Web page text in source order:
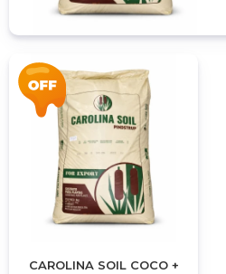
CAROLINA SOIL COCO +